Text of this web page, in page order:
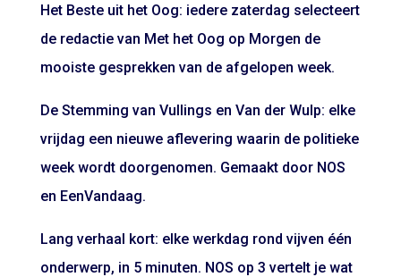
Het Beste uit het Oog: iedere zaterdag selecteert
de redactie van Met het Oog op Morgen de
mooiste gesprekken van de afgelopen week.
De Stemming van Vullings en Van der Wulp: elke
vrijdag een nieuwe aflevering waarin de politieke
week wordt doorgenomen. Gemaakt door NOS
en EenVandaag.
Lang verhaal kort: elke werkdag rond vijven één
onderwerp, in 5 minuten. NOS op 3 vertelt je wat